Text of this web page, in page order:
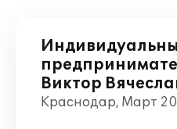
Виктор
Краснодар, Март